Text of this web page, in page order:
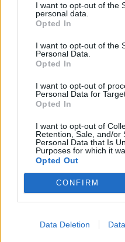
I want to opt-out of the
personal data.
Opted In
I want to opt-out of the
Personal Data.
Opted In
I want to opt-out of
Personal Data for
Opted In
I want to opt-out of
Retention, Sale, and/or
Personal Data that Is
Purposes for which it
Opted Out
CONFIRM
Data Deletion
Jobber vi
drukning i